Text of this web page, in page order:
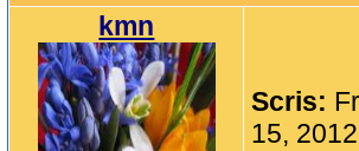
kmn
Scris:
15,